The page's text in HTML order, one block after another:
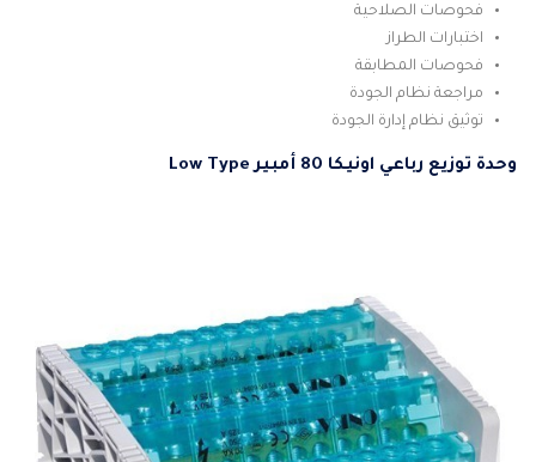
فحوصات الصلاحية
اختبارات الطراز
فحوصات المطابقة
مراجعة نظام الجودة
توثيق نظام إدارة الجودة
وحدة توزيع رباعي اونيكا 80 أمبير Low Type